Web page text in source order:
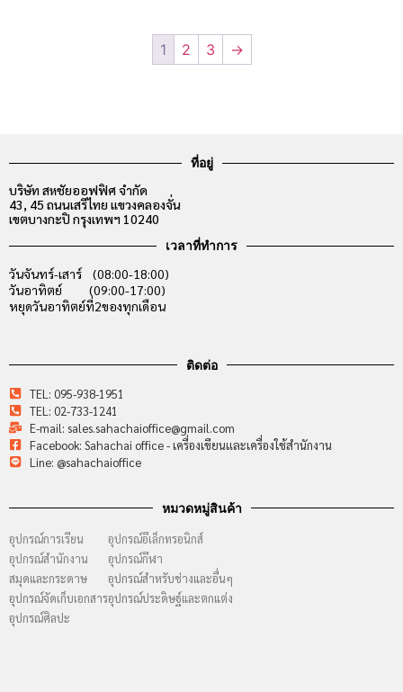
1 2 3 →
ที่อยู่
บริษัท สหชัยออฟฟิศ จำกัด
43, 45 ถนนเสรีไทย แขวงคลองจั่น
เขตบางกะปิ กรุงเทพฯ 10240
เวลาที่ทำการ
วันจันทร์-เสาร์ (08:00-18:00)
วันอาทิตย์ (09:00-17:00)
หยุดวันอาทิตย์ที่2ของทุกเดือน
ติดต่อ
TEL: 095-938-1951
TEL: 02-733-1241
E-mail: sales.sahachaioffice@gmail.com
Facebook: Sahachai office - เครื่องเขียนและเครื่องใช้สำนักงาน
Line: @sahachaioffice
หมวดหมู่สินค้า
อุปกรณ์การเรียน
อุปกรณ์สำนักงาน
สมุดและกระดาษ
อุปกรณ์จัดเก็บเอกสาร
อุปกรณ์ศิลปะ
อุปกรณ์อีเล็กทรอนิกส์
อุปกรณ์กีฬา
อุปกรณ์สำหรับช่างและอื่นๆ
อุปกรณ์ประดิษฐ์และตกแต่ง